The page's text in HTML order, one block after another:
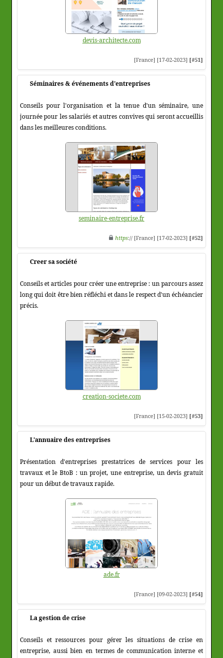
devis-architecte.com
[France] [17-02-2023] [#51]
Séminaires & événements d'entreprises
Conseils pour l'organisation et la tenue d'un séminaire, une
journée pour les salariés et autres convives qui seront accueillis
dans les meilleures conditions.
seminaire-entreprise.fr
https:// [France] [17-02-2023] [#52]
Creer sa société
Conseils et articles pour créer une entreprise : un parcours assez
long qui doit être bien réfléchi et dans le respect d'un échéancier
précis.
creation-societe.com
[France] [15-02-2023] [#53]
L'annuaire des entreprises
Présentation d'entreprises prestatrices de services pour les
travaux et le BtoB : un projet, une entreprise, un devis gratuit
pour un début de travaux rapide.
ade.fr
[France] [09-02-2023] [#54]
La gestion de crise
Conseils et ressources pour gérer les situations de crise en
entreprise, aussi bien en termes de communication interne et